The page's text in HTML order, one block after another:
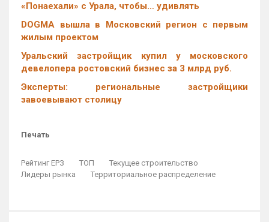
«Понаехали» с Урала, чтобы… удивлять
DOGMA вышла в Московский регион с первым
жилым проектом
Уральский застройщик купил у московского
девелопера ростовский бизнес за 3 млрд руб.
Эксперты: региональные застройщики
завоевывают столицу
Печать
Рейтинг ЕРЗ ТОП
Текущее строительство
Лидеры рынка
Территориальное распределение